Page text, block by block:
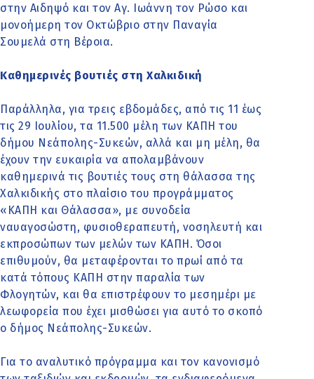
στην Αιδηψό και τον Αγ. Ιωάννη τον Ρώσο και
μονοήμερη τον Οκτώβριο στην Παναγία
Σουμελά στη Βέροια.
Καθημερινές βουτιές στη Χαλκιδική
Παράλληλα, για τρεις εβδομάδες, από τις 11 έως
τις 29 Ιουλίου, τα 11.500 μέλη των ΚΑΠΗ του
δήμου Νεάπολης-Συκεών, αλλά και μη μέλη, θα
έχουν την ευκαιρία να απολαμβάνουν
καθημερινά τις βουτιές τους στη θάλασσα της
Χαλκιδικής στο πλαίσιο του προγράμματος
«ΚΑΠΗ και Θάλασσα», με συνοδεία
ναυαγοσώστη, φυσιοθεραπευτή, νοσηλευτή και
εκπροσώπων των μελών των ΚΑΠΗ. Όσοι
επιθυμούν, θα μεταφέρονται το πρωί από τα
κατά τόπους ΚΑΠΗ στην παραλία των
Φλογητών, και θα επιστρέφουν το μεσημέρι με
λεωφορεία που έχει μισθώσει για αυτό το σκοπό
ο δήμος Νεάπολης-Συκεών.
Για το αναλυτικό πρόγραμμα και τον κανονισμό